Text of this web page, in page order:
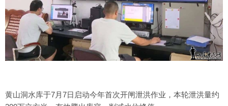
黄山洞水库于7月7日启动今年首次开闸泄洪作业，本轮泄洪量约